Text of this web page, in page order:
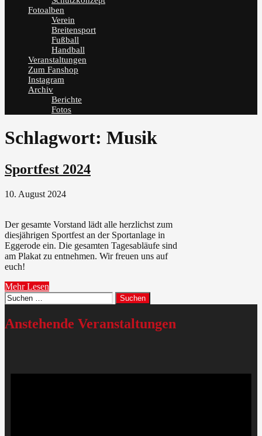
Fotoalben
Verein
Breitensport
Fußball
Handball
Veranstaltungen
Zum Fanshop
Instagram
Archiv
Berichte
Fotos
Schlagwort: Musik
Sportfest 2024
10. August 2024
Der gesamte Vorstand lädt alle herzlichst zum
diesjährigen Sportfest an der Sportanlage in
Eggerode ein. Die gesamten Tagesabläufe sind
am Plakat zu entnehmen. Wir freuen uns auf
euch!
Mehr Lesen
Suchen
nach:
Anstehende Veranstaltungen